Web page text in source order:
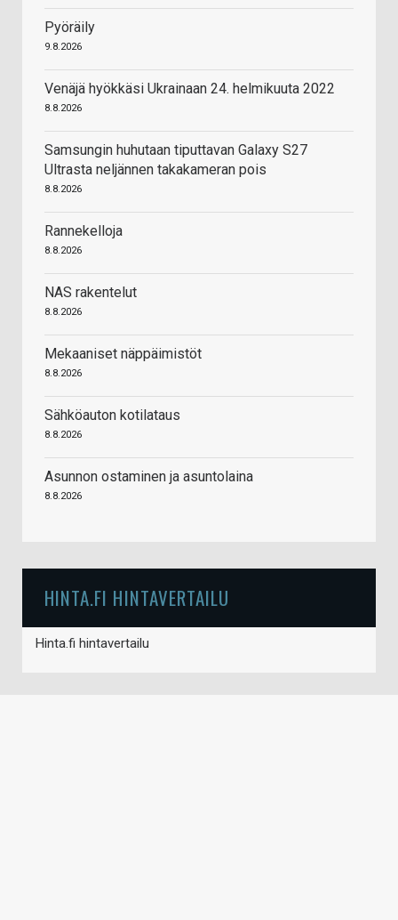
Pyöräily
9.8.2026
Venäjä hyökkäsi Ukrainaan 24. helmikuuta 2022
8.8.2026
Samsungin huhutaan tiputtavan Galaxy S27
Ultrasta neljännen takakameran pois
8.8.2026
Rannekelloja
8.8.2026
NAS rakentelut
8.8.2026
Mekaaniset näppäimistöt
8.8.2026
Sähköauton kotilataus
8.8.2026
Asunnon ostaminen ja asuntolaina
8.8.2026
HINTA.FI HINTAVERTAILU
Hinta.fi hintavertailu